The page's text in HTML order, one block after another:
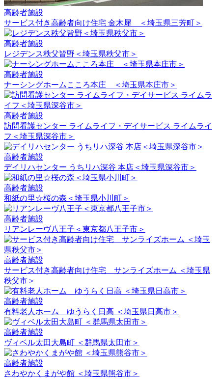
高齢者施設
サービス付き高齢者向け住宅 金木犀 ＜埼玉県三芳町＞
高齢者施設
レジデンス秩父皆野＜埼玉県秩父市＞
高齢者施設
ナーシングホームこころ本庄 ＜埼玉県本庄市＞
高齢者施設
訪問看護センター ライムライフ・デイサービス ライムライ
フ＜埼玉県深谷市＞
高齢者施設
デイリハセンター うちリハ深谷 本店＜埼玉県深谷市＞
高齢者施設
和紙の里☆桜の森＜埼玉県小川町＞
高齢者施設
リアンレーヴ八王子＜東京都八王子市＞
高齢者施設
サービス付き高齢者向け住宅 サンライズホーム ＜埼玉県
秩父市＞
高齢者施設
有料老人ホーム ゆうらく日高 ＜埼玉県日高市＞
高齢者施設
ヴィベル太田大島町 ＜群馬県太田市＞
高齢者施設
さわやかくまがや館 ＜埼玉県熊谷市＞